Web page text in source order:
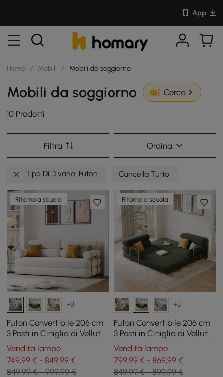
App
Home / Mobili / Mobili da soggiorno
Mobili da soggiorno Cerca
10 Prodotti
Filtra Ordina
Tipo Di Divano: Futon Cancella Tutto
Ritorno a scuola
+3
Futon Convertibile 206 cm
3 Posti in Ciniglia di Velluto
4 in 1
Vendita lampo
749,99 € - 849,99 €
849,99 € - 999,99 €
Ritorno a scuola
+3
Futon Convertibile 206 cm
3 Posti in Ciniglia di Velluto
4 in 1
Vendita lampo
799,99 € - 869,99 €
849,99 € - 899,99 €